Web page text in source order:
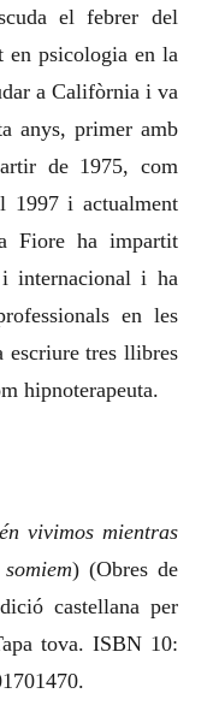
el febrer del
en psicologia en la
a Califòrnia i va
anys, primer amb
de 1975, com
1997 i actualment
Fiore ha impartit
internacional i ha
en les
escriure tres llibres
hipnoterapeuta.
vivimos mientras
) (Obres de
castellana per
tova. ISBN 10: